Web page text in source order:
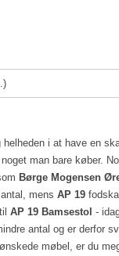
helheden i at have en
man bare køber.
Børge Mogensen
mens AP 19
AP 19 Bamsestol -
antal og er derfor
møbel, er du